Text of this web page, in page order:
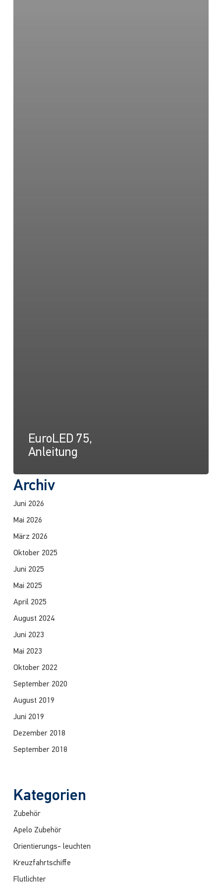
EuroLED 75,
Anleitung
Archiv
Juni 2026
Mai 2026
März 2026
Oktober 2025
Juni 2025
Mai 2025
April 2025
August 2024
Juni 2023
Mai 2023
Oktober 2022
September 2020
August 2019
Juni 2019
Dezember 2018
September 2018
Kategorien
Zubehör
Apelo Zubehör
Orientierungs- leuchten
Kreuzfahrtschiffe
Flutlichter